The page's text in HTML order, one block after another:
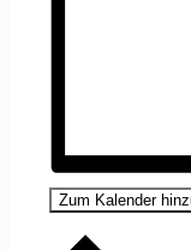
Zum Kalender